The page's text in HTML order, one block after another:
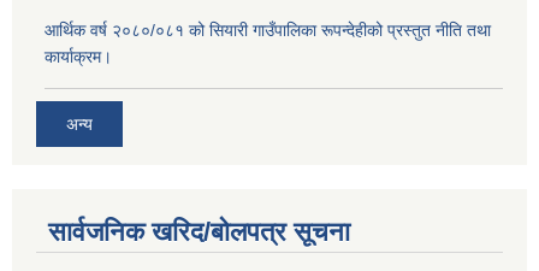
आर्थिक वर्ष २०८०/०८१ को सियारी गाउँपालिका रूपन्देहीको प्रस्तुत नीति तथा
कार्याक्रम।
अन्य
सार्वजनिक खरिद/बोलपत्र सूचना